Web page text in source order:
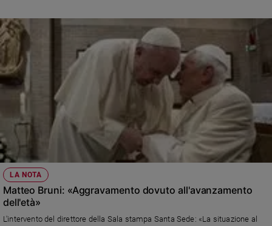
LA NOTA
Matteo Bruni: «Aggravamento dovuto all'avanzamento
dell'età»
L'intervento del direttore della Sala stampa Santa Sede: «La situazione al